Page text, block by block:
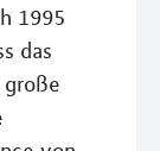
1995
das